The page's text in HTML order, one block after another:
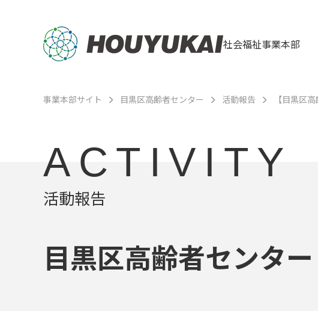
社会福祉事業本部
事業本部サイト 目黒区高齢者センター 活動報告 【目黒区
ACTIVITY
活動報告
目黒区高齢者センター